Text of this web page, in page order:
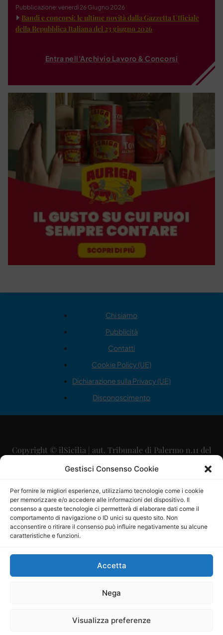
Gestisci Consenso Cookie
Per fornire le migliori esperienze, utilizziamo tecnologie come i cookie
per memorizzare e/o accedere alle informazioni del dispositivo. Il
consenso a queste tecnologie ci permetterà di elaborare dati come il
comportamento di navigazione o ID unici su questo sito. Non
acconsentire o ritirare il consenso può influire negativamente su alcune
caratteristiche e funzioni.
Accetta
Nega
Visualizza preferenze
Pubblicazione: venerdì 26 Giugno 2026
Bandi e concorsi: le ultime novità dalla Gazzetta Ufficiale
della Repubblica Italiana del 23 giugno 2026
Entra nell'Archivio Lavoro & Concorsi
Chi siamo
Pubblicità
Contatti
Cookie Policy (UE)
Dichiarazione sulla Privacy (UE)
Disconoscimento
Copyright © ilSicilia | aut. Tribunale di Palermo n.11 del
29/09/2015
Direttore Editoriale: Maurizio Scaglione
Direttore Responsabile: Maria Calabrese
P.IVA: 06334930820
Mercurio Comunicazione Società Cooperativa a r.l. è
iscritta al Registro degli Operatori di Comunicazione al
Sito gestito daLa Digitale srl–info@ladigitale.it